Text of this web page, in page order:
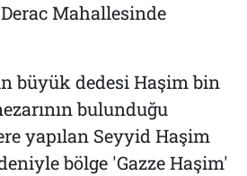
Mahallesinde
büyük dedesi Haşim bin
bulunduğu
yapılan Seyyid Haşim
bölge 'Gazze Haşim'